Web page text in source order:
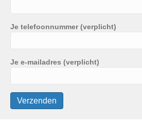
Je telefoonnummer (verplicht)
Je e-mailadres (verplicht)